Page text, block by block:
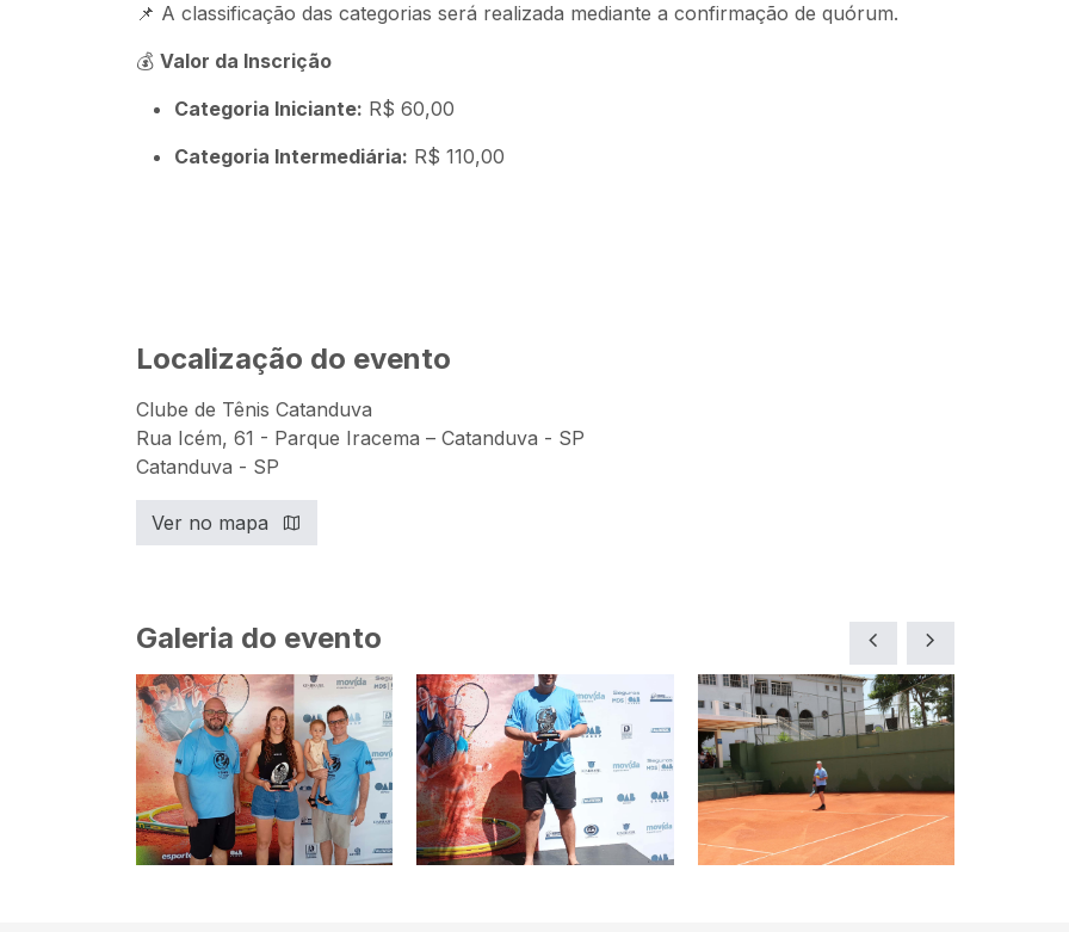
📌 A classificação das categorias será realizada mediante a confirmação de quórum.
💰 Valor da Inscrição
Categoria Iniciante: R$ 60,00
Categoria Intermediária: R$ 110,00
Localização do evento
Clube de Tênis Catanduva
Rua Icém, 61 - Parque Iracema – Catanduva - SP
Catanduva - SP
Ver no mapa
Galeria do evento